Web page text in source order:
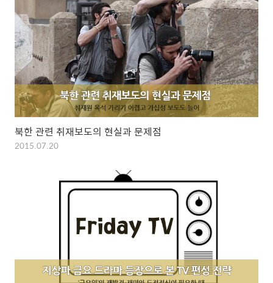
북한 관련 취재보도의 현실과 문제점
2015.07.20